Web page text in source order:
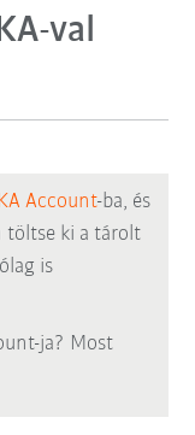
val
Account-ba, és
töltse ki a tárolt
is
ja? Most